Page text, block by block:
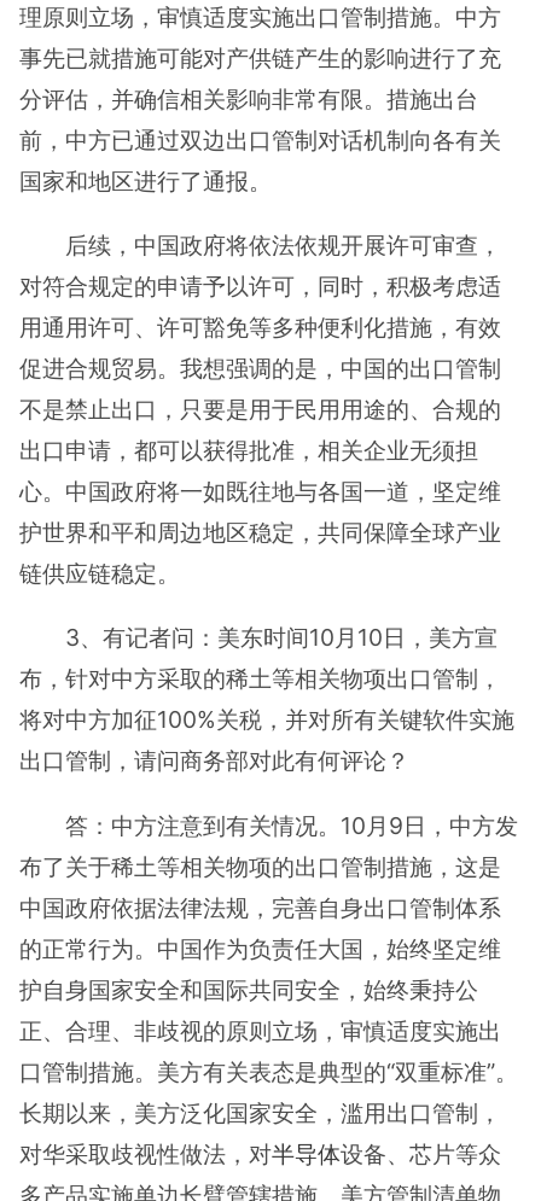
理原则立场，审慎适度实施出口管制措施。中方
事先已就措施可能对产供链产生的影响进行了充
分评估，并确信相关影响非常有限。措施出台
前，中方已通过双边出口管制对话机制向各有关
国家和地区进行了通报。
后续，中国政府将依法依规开展许可审查，
对符合规定的申请予以许可，同时，积极考虑适
用通用许可、许可豁免等多种便利化措施，有效
促进合规贸易。我想强调的是，中国的出口管制
不是禁止出口，只要是用于民用用途的、合规的
出口申请，都可以获得批准，相关企业无须担
心。中国政府将一如既往地与各国一道，坚定维
护世界和平和周边地区稳定，共同保障全球产业
链供应链稳定。
3、有记者问：美东时间10月10日，美方宣
布，针对中方采取的稀土等相关物项出口管制，
将对中方加征100%关税，并对所有关键软件实施
出口管制，请问商务部对此有何评论？
答：中方注意到有关情况。10月9日，中方发
布了关于稀土等相关物项的出口管制措施，这是
中国政府依据法律法规，完善自身出口管制体系
的正常行为。中国作为负责任大国，始终坚定维
护自身国家安全和国际共同安全，始终秉持公
正、合理、非歧视的原则立场，审慎适度实施出
口管制措施。美方有关表态是典型的“双重标准”。
长期以来，美方泛化国家安全，滥用出口管制，
对华采取歧视性做法，对半导体设备、芯片等众
多产品实施单边长臂管辖措施。美方管制清单物